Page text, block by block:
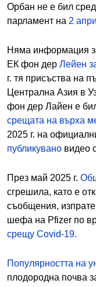
Орбан не е бил
парламент на 2
Няма информация
ЕК фон дер Лейен
г. тя присъства на
Централна Азия в
фон дер Лайен е
срещата на върха
2025 г. на
публикувано видео
През май 2025 г.
сгрешила, като е
съобщения,
шефа на Pfizer по
срещу Covid-19.
Популярността на
плодородна почва